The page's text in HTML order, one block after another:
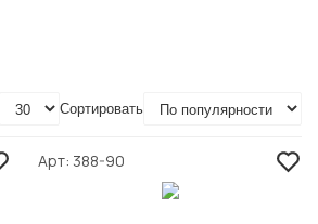
Сортировать
Арт 388-90